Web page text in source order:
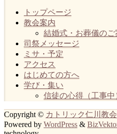
トップページ
教会案内
結婚式・お葬儀のご
司祭メッセージ
ミサ・予定
アクセス
はじめての方へ
学び・集い
信徒の心得（工事
Copyright © カトリック仁川教会
Powered by WordPress &